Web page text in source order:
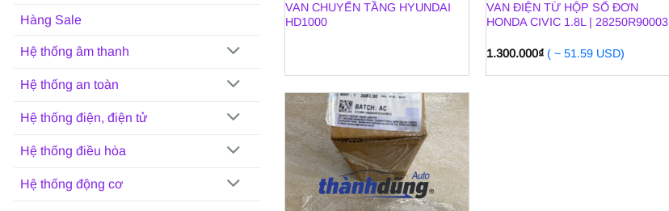
Hàng Sale
Hệ thống âm thanh
Hệ thống an toàn
Hệ thống điện, điện tử
Hệ thống điều hòa
Hệ thống động cơ
VAN CHUYỂN TẦNG HYUNDAI
HD1000
VAN ĐIỆN TỪ HỘP SỐ ĐƠN
HONDA CIVIC 1.8L | 28250R90003
1.300.000₫ ( ~ 51.59 USD)